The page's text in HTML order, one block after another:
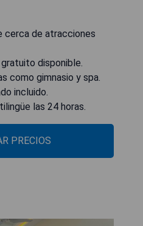
cerca de atracciones
disponible.
como gimnasio y spa.
incluido.
las 24 horas.
PRECIOS